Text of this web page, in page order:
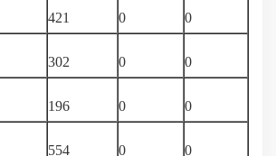
421 0 0
302 0 0
196 0 0
554 0 0